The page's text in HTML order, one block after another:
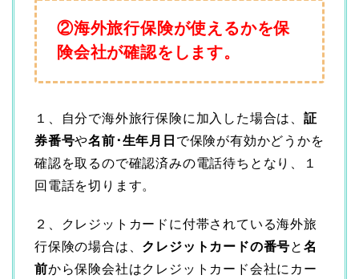
②海外旅行保険が使えるかを保
険会社が確認をします。
１、自分で海外旅行保険に加入した場合は、証
券番号や名前･生年月日 で保険が有効かどうかを
確認を取るので確認済みの電話待ちとなり、１
回電話を切ります。
２、クレジットカードに付帯されている海外旅
行保険の場合は、 クレジットカードの番号と名
前から保険会社はクレジットカード会社にカー